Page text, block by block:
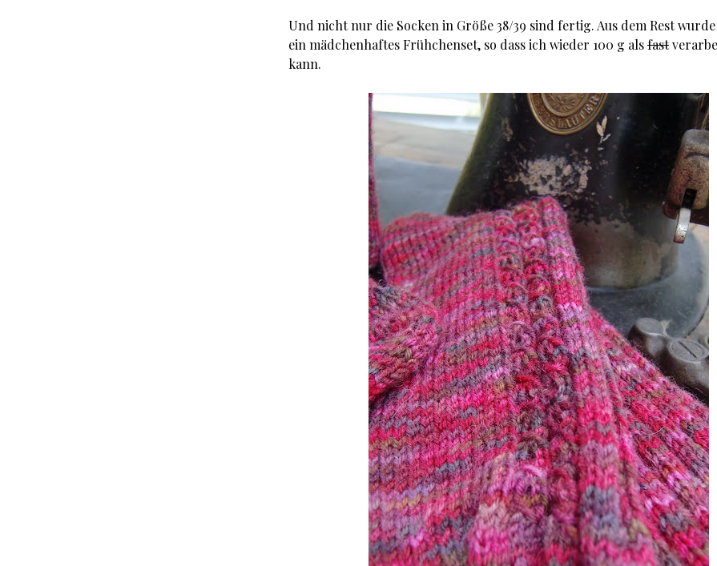
Und nicht nur die Socken in Größe 38/39 sind fertig. Aus dem Rest
ein mädchenhaftes Frühchenset, so dass ich wieder 100 g alsfast
kann.